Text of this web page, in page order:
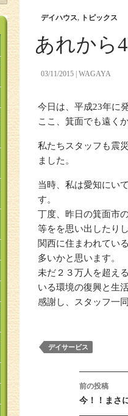
デイハウス, トピックス
あれから
03/11/2015 WAGAYA
今日は、平成23年に
ここ、箕面でも遠く
私たちスタッフも震
ました。
当時、私は愛知にい
す。
丁度、昨日の箕面市
等をを思い出したり
関西に住まわれてい
多いかと思います。
未だ２３万人を超え
いる環境の復興と生
感謝し、スタッフ一
デイサービス
投稿
前の投稿
今！！まさ